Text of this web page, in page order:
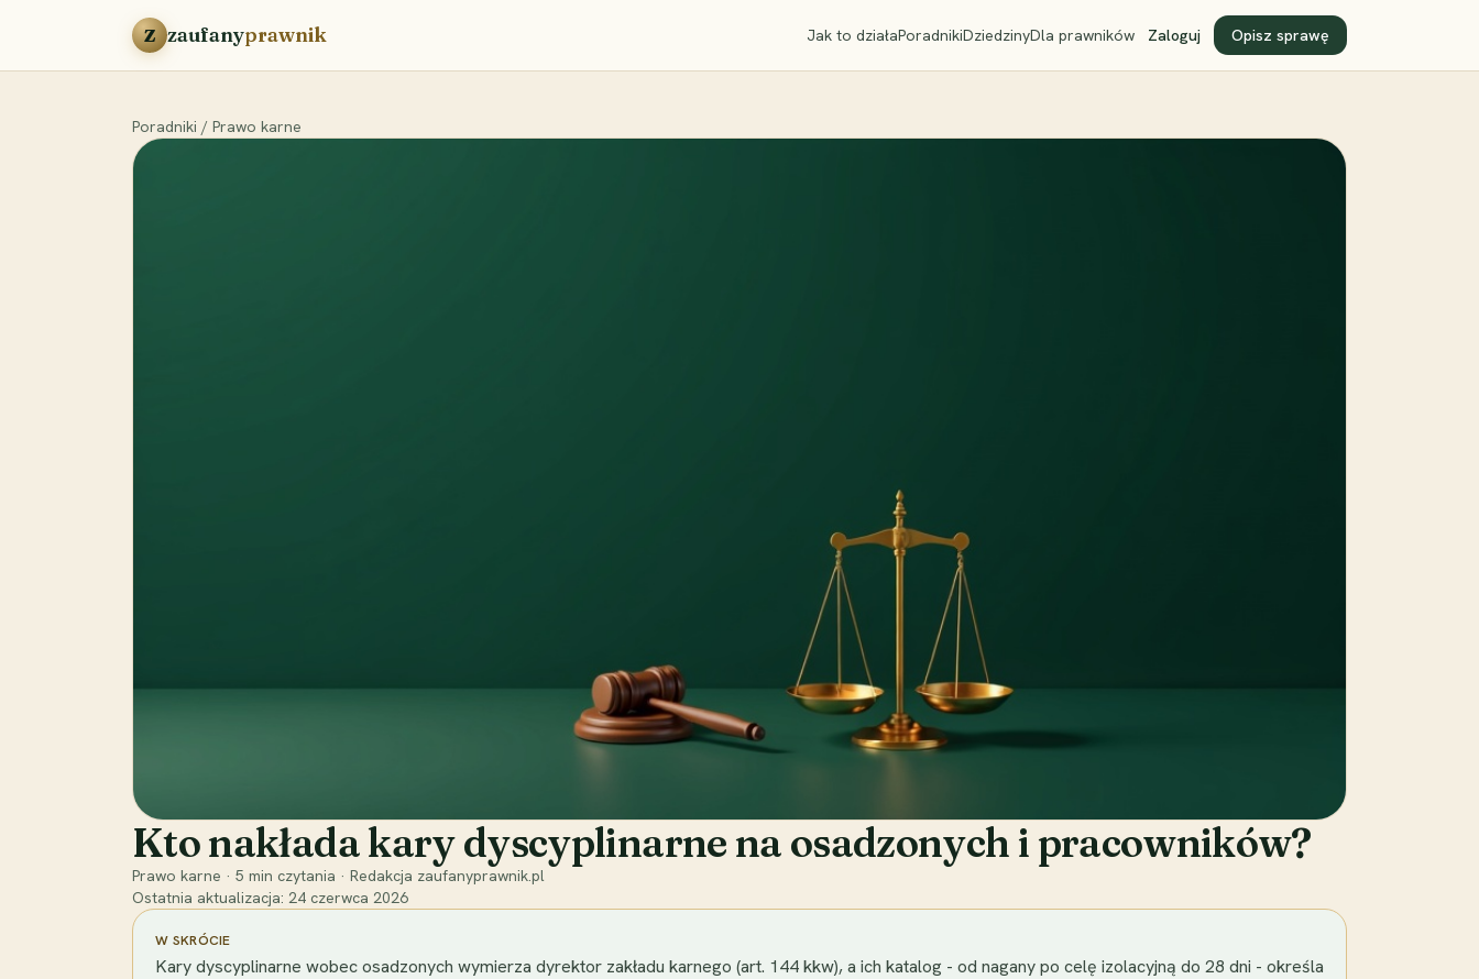
Przejdź do treści
Z zaufanyprawnik Jak to działaPoradnikiDziedzinyDla prawników Zaloguj Opisz sprawę
Poradniki / Prawo karne
Kto nakłada kary dyscyplinarne na osadzonych i pracowników?
Prawo karne · 5 min czytania · Redakcja zaufanyprawnik.pl
Ostatnia aktualizacja: 24 czerwca 2026
W SKRÓCIE
Kary dyscyplinarne wobec osadzonych wymierza dyrektor zakładu karnego (art. 144 kkw), a ich katalog - od nagany po celę izolacyjną do 28 dni - określa